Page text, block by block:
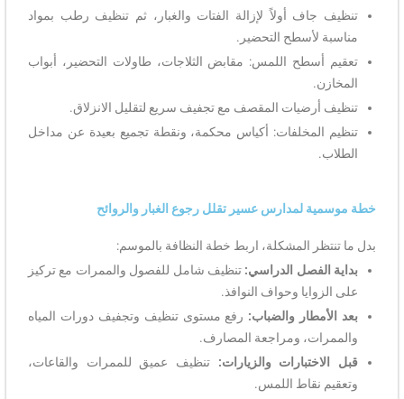
تنظيف جاف أولاً لإزالة الفتات والغبار، ثم تنظيف رطب بمواد
مناسبة لأسطح التحضير.
تعقيم أسطح اللمس: مقابض الثلاجات، طاولات التحضير، أبواب
المخازن.
تنظيف أرضيات المقصف مع تجفيف سريع لتقليل الانزلاق.
تنظيم المخلفات: أكياس محكمة، ونقطة تجميع بعيدة عن مداخل
الطلاب.
خطة موسمية لمدارس عسير تقلل رجوع الغبار والروائح
بدل ما تنتظر المشكلة، اربط خطة النظافة بالموسم:
بداية الفصل الدراسي: تنظيف شامل للفصول والممرات مع تركيز
على الزوايا وحواف النوافذ.
بعد الأمطار والضباب: رفع مستوى تنظيف وتجفيف دورات المياه
والممرات، ومراجعة المصارف.
قبل الاختبارات والزيارات: تنظيف عميق للممرات والقاعات،
وتعقيم نقاط اللمس.